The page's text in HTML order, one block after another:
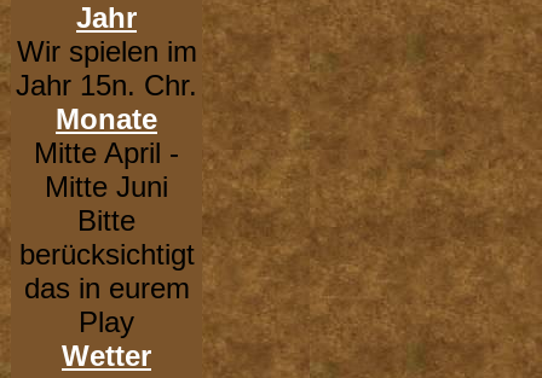
Jahr
Wir spielen im
Jahr 15n. Chr.
Monate
Mitte April -
Mitte Juni
Bitte
berücksichtigt
das in eurem
Play
Wetter